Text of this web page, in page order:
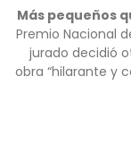
Más pequeños
Premio Nacional
jurado decidió
obra “hilarante y